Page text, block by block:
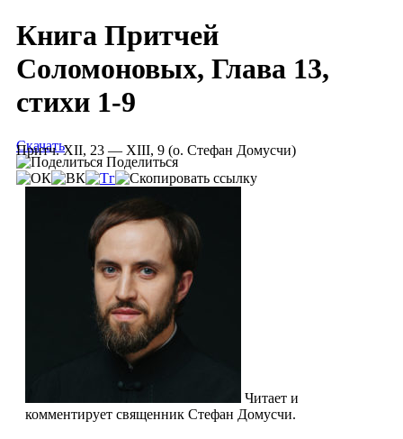
Книга Притчей
Соломоновых, Глава 13,
стихи 1-9
Притч. XII, 23 — XIII, 9 (о. Стефан Домусчи)
Скачать
Поделиться
Читает и
комментирует священник Стефан Домусчи.